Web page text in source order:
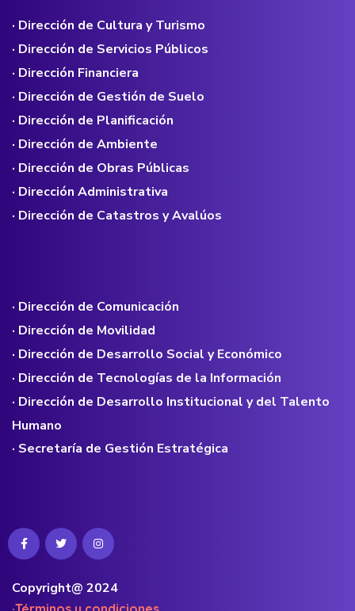
· Dirección de Cultura y Turismo
· Dirección de Servicios Públicos
· Dirección Financiera
· Dirección de Gestión de Suelo
· Dirección de Planificación
· Dirección de Ambiente
· Dirección de Obras Públicas
· Dirección Administrativa
· Dirección de Catastros y Avalúos
· Dirección de Comunicación
· Dirección de Movilidad
· Dirección de Desarrollo Social y Económico
· Dirección de Tecnologías de la Información
· Dirección de Desarrollo Institucional y del Talento
Humano
· Secretaría de Gestión Estratégica
Copyright@ 2024